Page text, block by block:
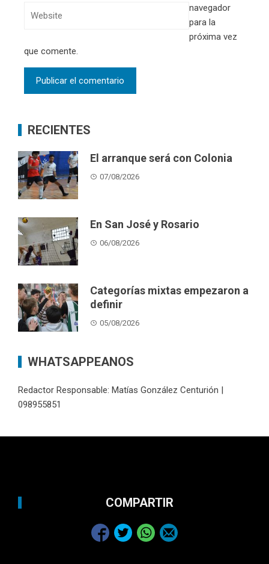
navegador
para la
próxima vez
que comente.
RECIENTES
El arranque será con Colonia
07/08/2026
En San José y Rosario
06/08/2026
Categorías mixtas empezaron a
definir
05/08/2026
WHATSAPPEANOS
Redactor Responsable: Matías González Centurión |
098955851
COMPARTIR